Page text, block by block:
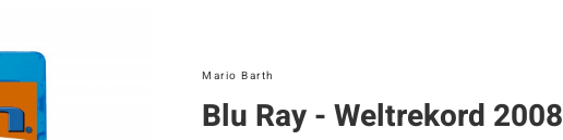
Mario Barth
Blu Ray - Weltrekord 2008